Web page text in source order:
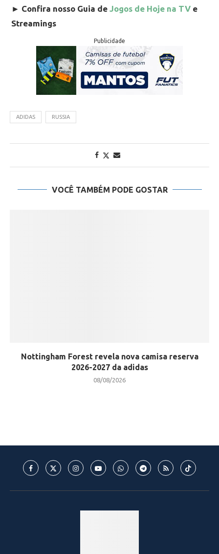
► Confira nosso Guia de Jogos de Hoje na TV e
Streamings
Publicidade
ADIDAS RUSSIA
VOCÊ TAMBÉM PODE GOSTAR
Nottingham Forest revela nova camisa reserva
2026-2027 da adidas
08/08/2026